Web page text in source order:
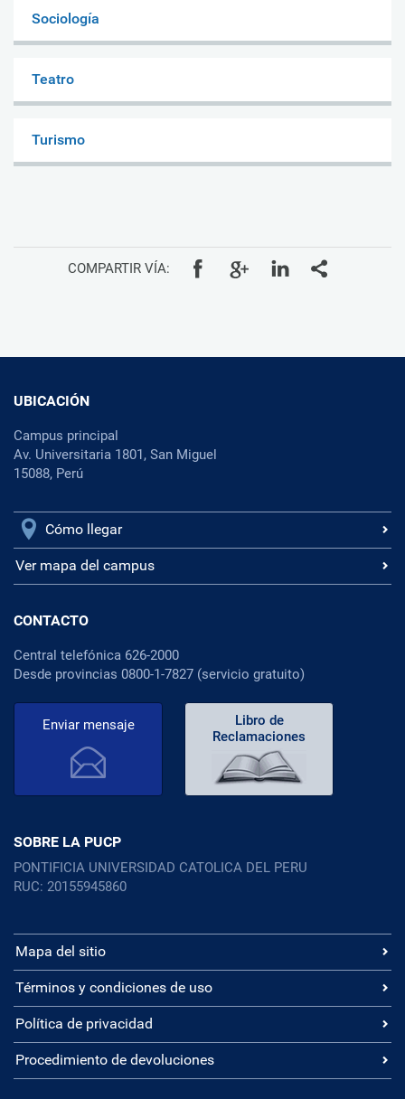
Sociología
Teatro
Turismo
COMPARTIR VÍA:
UBICACIÓN
Campus principal
Av. Universitaria 1801, San Miguel
15088, Perú
Cómo llegar
Ver mapa del campus
CONTACTO
Central telefónica 626-2000
Desde provincias 0800-1-7827 (servicio gratuito)
Enviar mensaje
Libro de
Reclamaciones
SOBRE LA PUCP
PONTIFICIA UNIVERSIDAD CATOLICA DEL PERU
RUC: 20155945860
Mapa del sitio
Términos y condiciones de uso
Política de privacidad
Procedimiento de devoluciones